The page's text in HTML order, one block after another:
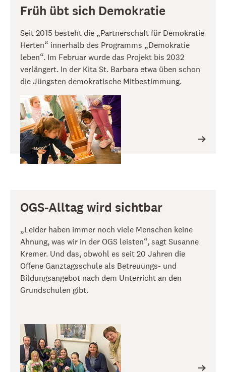
Früh übt sich Demokratie
Seit 2015 besteht die „Partnerschaft für Demokratie
Herten“ innerhalb des Programms „Demokratie
leben“. Im Februar wurde das Projekt bis 2032
verlängert. In der Kita St. Barbara etwa üben schon
die Jüngsten demokratische Mitbestimmung.
OGS-Alltag wird sichtbar
„Leider haben immer noch viele Menschen keine
Ahnung, was wir in der OGS leisten“, sagt Susanne
Kremer. Und das, obwohl es seit 20 Jahren die
Offene Ganztagsschule als Betreuungs- und
Bildungsangebot nach dem Unterricht an den
Grundschulen gibt.